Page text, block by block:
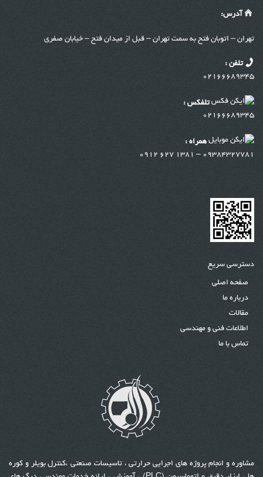
آدرس:
تهران – اتوبان فتح به سمت تهران – قبل از میدان فتح – خیابان صفری
تلفن :
02166689345
تلفکس :
02166689345
همراه :
09384327781 – 1381 627 0912
دسترسی سریع
صفحه اصلی
درباره ما
مقالات
اطلاعات فنی و مهندسی
تماس با ما
مشاوره و انجام پروژه های اجرایی حرارتی ، تاسیسات صنعتی ،کنترل بویلر و کوره